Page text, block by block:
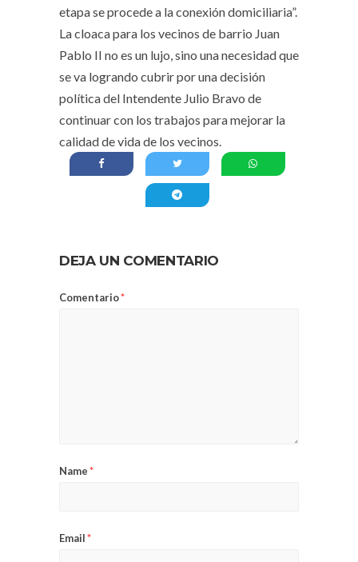
etapa se procede a la conexión domiciliaria”.
La cloaca para los vecinos de barrio Juan
Pablo II no es un lujo, sino una necesidad que
se va logrando cubrir por una decisión
política del Intendente Julio Bravo de
continuar con los trabajos para mejorar la
calidad de vida de los vecinos.
DEJA UN COMENTARIO
Comentario*
Name*
Email*